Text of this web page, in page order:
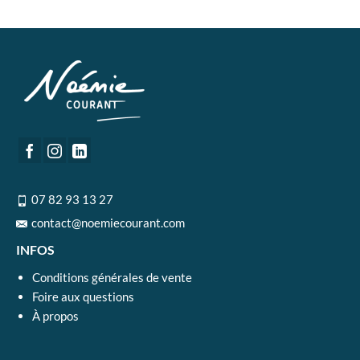
07 82 93 13 27
contact@noemiecourant.com
INFOS
Conditions générales de vente
Foire aux questions
À propos